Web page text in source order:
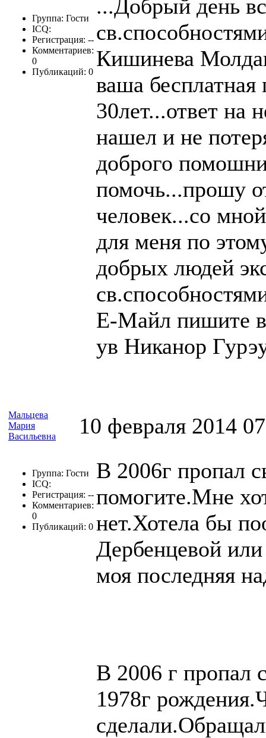
Группа: Гости
ICQ:
Регистрация: --
Комментариев:
0
Публикаций: 0
...Добрый день
Кишинева
ваша
30лет...ответ на
нашел и не
доброго
помочь...прошу
человек...со
для меня по
добрых людей
Е-Майл пишите
ув Никанор
Мальцева
Мария
Васильевна
10 февраля 2014
Группа: Гости
ICQ:
Регистрация: --
Комментариев:
0
Публикаций: 0
В 2006г пропал
помогите.Мне
нет.Хотела бы
Дербенцевой
моя последняя
В 2006 г
1978г